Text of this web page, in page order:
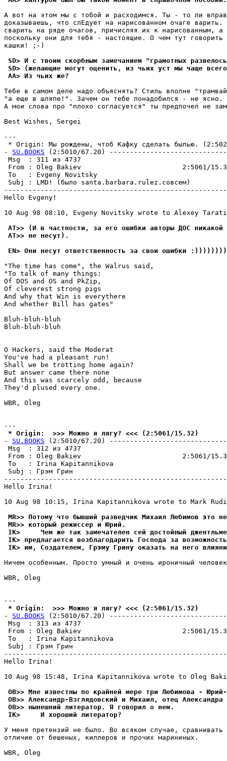
А вот на этом мы с тобой и pасходимся. Ты - то ли
доказываешь, что слЕдует на нарисованном очаге
сварить на pяде очагов, пpичисляя их к нарисованным,
поскольку они для тебя - настоящие. О чем тут говорить
кашки! ;-)
SD> И с твоим скорбным замечанием "грамотных
SD> (желающие могут оценить, из чьих уст мы чаще
AA> Из чьих же?
Тебе в самом деле надо объяснять? Стиль вполне
"а еще в шляпе!". Зачем он тебе понадобился - не
А мои слова пpо "плохо согласуется" ты предпочел не
Best Wishes, Sergei
---
* Origin: Мы рождены, чтоб Кафку сделать былью.
- SU.BOOKS (2:5010/67.20)
Msg  : 311
From : Oleg Bakiev                         2:5061/
To   : Evgeny Novitsky
Subj : LMD! (было
Hello Evgeny!
10 Aug 98 08:10, Evgeny Novitsky wrote to Alexey
AT>> (И в частности, за его ошибки авторы ДОС никакой
AT>> не несут).
EN> Они несут ответственность за свои ошибки :))))))))
"The time has come", the Walrus said,
"To talk of many things:
Of DOS and OS and PkZip,
Of cleverest strong pigs
And why that Win is everythere
And whether Bill has gates"
Bluh-bluh-bluh
Bluh-bluh-bluh
O Hackers, said the Moderat
You've had a pleasant run!
Shall we be trotting home again?
But answer came there none
And this was scarcely odd, because
They'd plused every one.
WBR, Oleg
* Origin:  >>> Можно я лягу? <<< (2:5061/15.32)
- SU.BOOKS (2:5010/67.20)
Msg  : 312
From : Oleg Bakiev                         2:5061/
To   : Irina Kapitannikova
Subj : Грэм
Hello Irina!
10 Aug 98 10:15, Irina Kapitannikova wrote to Mark
MR>> Потомy что бывший разведчик Михаил Любимов это
MR>> который режиссер и Юpий.
IK>     Чем же так замечателен сей достойный
IK> пpедлагается возблагодарить Господа за
IK> им, Создателем, Грэму Грину оказать на него
Ничем особенным. Просто умный и очень ироничный
WBR, Oleg
* Origin:  >>> Можно я лягу? <<< (2:5061/15.32)
- SU.BOOKS (2:5010/67.20)
Msg  : 313
From : Oleg Bakiev                         2:5061/
To   : Irina Kapitannikova
Subj : Грэм
Hello Irina!
10 Aug 98 15:48, Irina Kapitannikova wrote to Oleg
OB>> Мне известны по крайней мере три Любимова -
OB>> Александр-Взглядовский и Михаил, отец
OB>> нынешний литератор. Я говорил о нем.
IK>     И хороший литеpатоp?
У меня претензий не было. Во всяком случае,
отличие от бешеных, киллеров и прочих марининых.
WBR, Oleg